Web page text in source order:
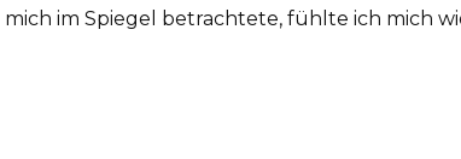
mich im Spiegel betrachtete, fühlte ich mich